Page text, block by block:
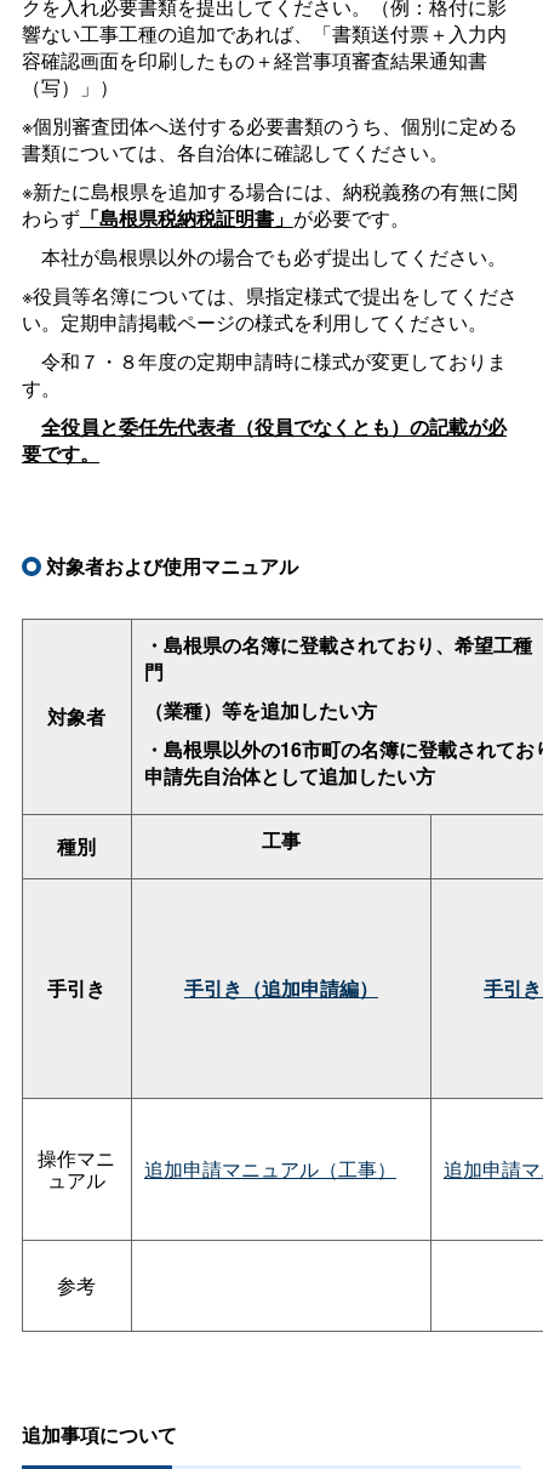
クを入れ必要書類を提出してください。（例：格付に影
響ない工事工種の追加であれば、「書類送付票＋入力内
容確認画面を印刷したもの＋経営事項審査結果通知書
（写）」）
※個別審査団体へ送付する必要書類のうち、個別に定める
書類については、各自治体に確認してください。
※新たに島根県を追加する場合には、納税義務の有無に関
わらず「島根県税納税証明書」 が必要です。
本社が島根県以外の場合でも必ず提出してください。
※役員等名簿については、県指定様式で提出をしてくださ
い。定期申請掲載ページの様式を利用してください。
令和７・８年度の定期申請時に様式が変更しておりま
す。
全役員と委任先代表者（役員でなくとも）の記載が必
要です。
対象者および使用マニュアル
対象者
・島根県の名簿に登載されており、希望工
門
（業種）等を追加したい方
・島根県以外の16市町の名簿に登載されて
申請先自治体として追加したい方
種別 工事
手引き 手引き（追加申請編） 手引
操作マニ
ュアル 追加申請マニュアル（工事） 追加申請
参考
追加事項について